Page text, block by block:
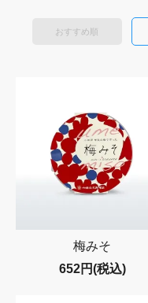
おすすめ順
梅みそ
652円(税込)